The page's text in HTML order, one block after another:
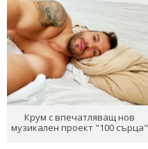
Крум с впечатляващ нов
музикален проект "100 сърца"